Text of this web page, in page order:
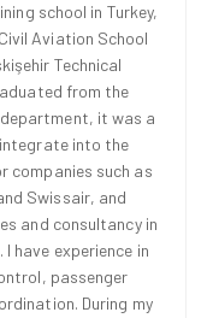
school in Turkey,
Aviation School
Technical
from the
it was a
into the
companies such as
Swissair, and
and consultancy in
have experience in
passenger
During my